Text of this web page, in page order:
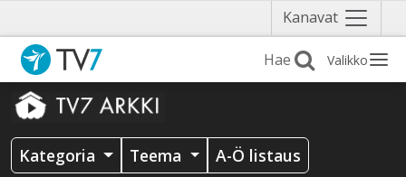
Kanavat Näytä
valikko
Valikko
Kategoria Teema A-Ö listaus